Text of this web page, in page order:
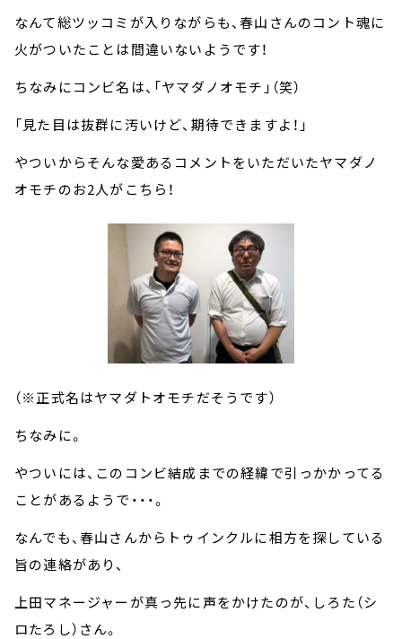
なんて総ツッコミが入りながらも、春山さんのコント魂に
火がついたことは間違いないようです！
ちなみにコンビ名は、「ヤマダノオモチ」（笑）
「見た目は抜群に汚いけど、期待できますよ！」
やついからそんな愛あるコメントをいただいたヤマダノ
オモチのお2人がこちら！
（※正式名はヤマダトオモチだそうです）
ちなみに。
やついには、このコンビ結成までの経緯で引っかかってる
ことがあるようで・・・。
なんでも、春山さんからトゥインクルに相方を探している
旨の連絡があり、
上田マネージャーが真っ先に声をかけたのが、しろた（シ
ロたろし）さん。